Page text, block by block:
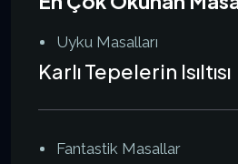
Uyku Masalları
Karlı Tepelerin Isıltısı
Fantastik Masallar